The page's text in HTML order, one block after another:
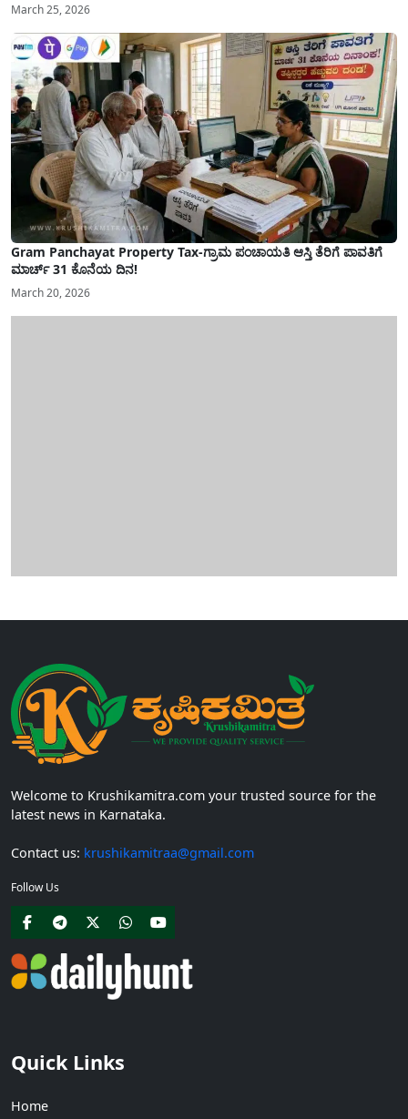
March 25, 2026
Gram Panchayat Property Tax-ಗ್ರಾಮ ಪಂಚಾಯತಿ ಆಸ್ತಿ ತೆರಿಗೆ ಪಾವತಿಗೆ
ಮಾರ್ಚ್ 31 ಕೊನೆಯ ದಿನ!
March 20, 2026
Welcome to Krushikamitra.com your trusted source for the
latest news in Karnataka.
Contact us: krushikamitraa@gmail.com
Follow Us
Quick Links
Home